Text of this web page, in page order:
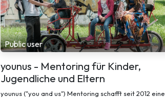
Public user
younus - Mentoring für Kinder,
Jugendliche und Eltern
younus ("you and us") Mentoring schafft seit 2012 eine